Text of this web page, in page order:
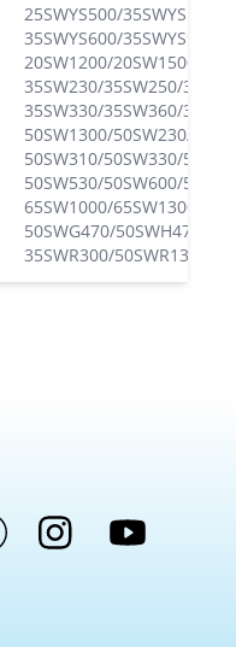
25SWYS500/35SWYS500/
35SWYS600/35SWYS900/
20SW1200/20SW1500/
35SW230/35SW250/
35SW330/35SW360/
50SW1300/50SW230/
50SW310/50SW330/
50SW530/50SW600/
65SW1000/65SW1300/
50SWG470/50SWH470/
35SWR300/50SWR1300/